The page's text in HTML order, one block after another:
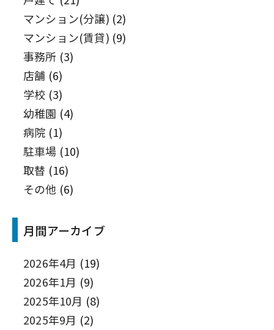
マンション(分譲) (2)
マンション(賃貸) (9)
事務所 (3)
店舗 (6)
学校 (3)
幼稚園 (4)
病院 (1)
駐車場 (10)
取替 (16)
その他 (6)
月間アーカイブ
2026年4月 (19)
2026年1月 (9)
2025年10月 (8)
2025年9月 (2)